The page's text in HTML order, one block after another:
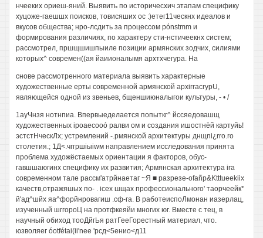
нчееких ориеш-яний. Выявить по историчесхич этапам специфику
хуцоже-гаешшх поисков, товисяших ос :)етег11ческнх идеалов и
вкусов общества; нро-лсдить за процессом pónstmm и
формирования различиях, по характеру сти-нстичеекнх систем;
рассмотрел, пршщшишпыиле позиции армянских зодчих, силиями
которых^ современ((ая йаиионалымя архтхчегура. На
снове рассмотренного материала выявить характерные
художественные ерты современной армянской apxirracrypU,
являющейся одной из звеньев, бщеншиюналыгои культуры, - • /
1ауЧнзя нотнпиа. Впервыеделается попыткг^ йссяедовашщ
художественных ipoaecooó ралви ом и создания ишостнёй картуйь!
эстстНческЛх; устремлений -.рмянской архитектуры днщni¿rro.ro
столетия.; 1Д<.чггршiыiwм направлением исследования принята
проблема художёстаемых ориентации я факторов, обус-
гавшшаюгинх специфику их развития; Армянская архитектура ira
современном тале рассм'атрйнаетаг ~Я ■ разрезе-ofañp&Ktttueekiix
качеств,отражяшых по- . icex шщах профессионального' таорчеейк*
й'ад^шйх яа^форйнровагиш .сф-га. В работеиспоЛмонан иазерлац,
изученный шггороЦ на протфкеяйи многих юг. Вместе с тец, в
научный обиход тооДйгЬя ратГееГорестный материал, что.
юзволяег óotfétai(ii'nee 'рсд<5енио<д11